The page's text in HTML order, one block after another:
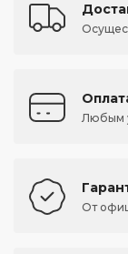
Любым
От